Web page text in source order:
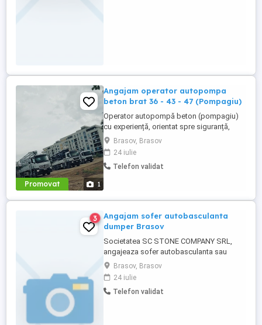
Promovat 1
Angajam operator autopompa
beton brat 36 - 43 - 47 (Pompagiu)
Operator autopompă beton (pompagiu)
cu experiență, orientat spre siguranță,
eficiență și întreținerea corectă a utilajului.
Atestate și Permis de Conducere: - Permis
auto: Categoriile C, CE (fără incidente
rutiere). - Atestat profesional: Transport
Brasov, Brasov
24 iulie
Telefon validat
3
Angajam sofer autobasculanta
dumper Brasov
Societatea SC STONE COMPANY SRL,
angajeaza sofer autobasculanta sau
sofer dumper. Se ofera salariu atractiv,
transport si cazare asigurate. Pentru mai
multe detalii contactati-ne telefonic la
Brasov, Brasov
24 iulie
Telefon validat